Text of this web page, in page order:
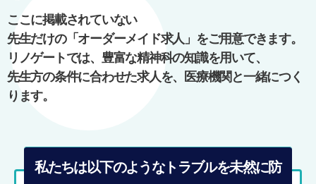
シ
ョ
ン
ここに掲載されていない
先生だけの「オーダーメイド求人」をご用意できます。
リノゲートでは、豊富な精神科の知識を用いて、
先生方の条件に合わせた求人を、医療機関と一緒につく
ります。
私たちは以下のようなトラブルを未然に防